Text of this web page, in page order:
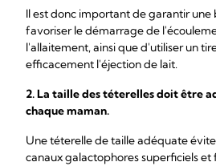
Il est donc important de garantir une
favoriser le démarrage de
l'allaitement, ainsi que d'utiliser un
efficacement l'éjection de lait.
2. La taille des téterelles doit être
chaque maman.
Une téterelle de taille adéquate
canaux galactophores superficiels